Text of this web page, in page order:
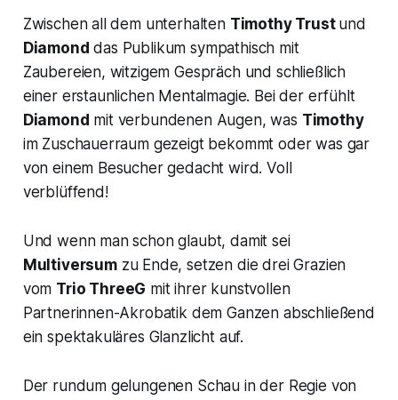
Zwischen all dem unterhalten Timothy Trust und
Diamond das Publikum sympathisch mit
Zaubereien, witzigem Gespräch und schließlich
einer erstaunlichen Mentalmagie. Bei der erfühlt
Diamond mit verbundenen Augen, was Timothy
im Zuschauerraum gezeigt bekommt oder was gar
von einem Besucher gedacht wird. Voll
verblüffend!
Und wenn man schon glaubt, damit sei
Multiversumzu Ende, setzen die drei Grazien
vom Trio ThreeG mit ihrer kunstvollen
Partnerinnen-Akrobatik dem Ganzen abschließend
ein spektakuläres Glanzlicht auf.
Der rundum gelungenen Schau in der Regie von